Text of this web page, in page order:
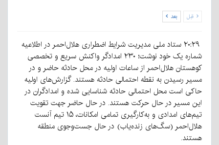
قبل بعد
۲۰:۲۹ ستاد ملی مدیریت شرایط اضطراری هلال‌احمر در اطلاعیه
شماره یک خود نوشت؛ ۲۳۰ امدادگر واکنش سریع و تخصصی
کوهستان هلال‌احمر از ساعات اولیه در محل حادثه حاضر و در
مسیر رسیدن به نقطه احتمالی حادثه هستند. گزارش‌های اولیه
حاکی است محل احتمالی حادثه شناسایی شده و امدادگران در
این مسیر در حال حرکت هستند. در حال حاضر جهت تقویت
تیم‌های امدادی و به‌کارگیری تمامی امکانات، ۱۵ تیم آنست
هلال‌احمر (سگ‌های زنده‌یاب) در حال جست‌وجوی منطقه
هستند.